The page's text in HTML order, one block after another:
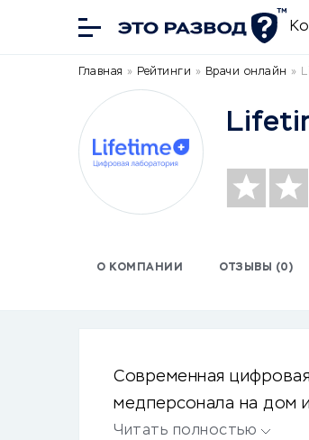
Главная » Рейтинги » Врачи онлайн »
О КОМПАНИИ ОТЗЫВЫ (0)
Современная
медперсонала на дом
следующий день,
Читать полностью